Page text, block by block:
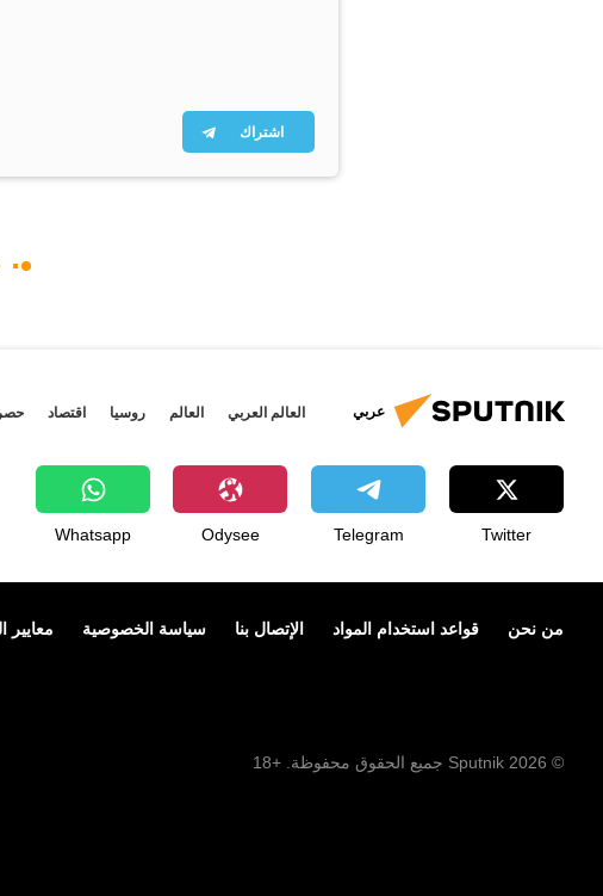
اشتراك
عربي العالم العربي العالم روسيا اقتصاد
Twitter
Telegram
Odysee
Whatsapp
من نحن قواعد استخدام المواد الإتصال بنا سياسة الخصوصية معايير
© 2026 Sputnik جميع الحقوق محفوظة. +18